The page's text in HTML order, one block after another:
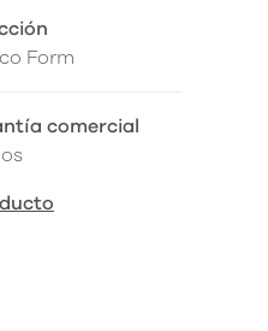
Form
comercial